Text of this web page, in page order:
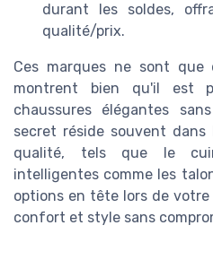
durant les soldes,
qualité/prix.
Ces marques ne sont que
montrent bien qu'il est
chaussures élégantes
secret réside souvent
qualité, tels que le
intelligentes comme les
options en tête lors de
confort et style sans